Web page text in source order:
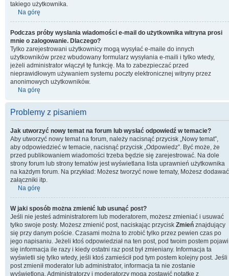
takiego użytkownika.
Na górę
Podczas próby wysłania wiadomości e-mail do użytkownika witryna prosi
mnie o zalogowanie. Dlaczego?
Tylko zarejestrowani użytkownicy mogą wysyłać e-maile do innych
użytkowników przez wbudowany formularz wysyłania e-maili i tylko wtedy,
jeżeli administrator włączył tę funkcję. Ma to zabezpieczać przed
nieprawidłowym używaniem systemu poczty elektronicznej witryny przez
anonimowych użytkowników.
Na górę
Problemy z pisaniem
Jak utworzyć nowy temat na forum lub wysłać odpowiedź w temacie?
Aby utworzyć nowy temat na forum, należy nacisnąć przycisk „Nowy temat”,
aby odpowiedzieć w temacie, nacisnąć przycisk „Odpowiedz”. Być może, że
przed publikowaniem wiadomości trzeba będzie się zarejestrować. Na dole
strony forum lub strony tematów jest wyświetlana lista uprawnień użytkownika
na każdym forum. Na przykład: Możesz tworzyć nowe tematy, Możesz dodawać
załączniki itp.
Na górę
W jaki sposób można zmienić lub usunąć post?
Jeśli nie jesteś administratorem lub moderatorem, możesz zmieniać i usuwać
tylko swoje posty. Możesz zmienić post, naciskając przycisk Zmień znajdujący
się przy danym poście. Czasami można to zrobić tylko przez pewien czas po
jego napisaniu. Jeżeli ktoś odpowiedział na ten post, pod twoim postem pojawi
się informacja ile razy i kiedy ostatni raz post był zmieniany. Informacja ta
wyświetli się tylko wtedy, jeśli ktoś zamieścił pod tym postem kolejny post. Jeśli
post zmienił moderator lub administrator, informacja ta nie zostanie
wyświetlona. Administratorzy i moderatorzy mogą zostawić notatkę z